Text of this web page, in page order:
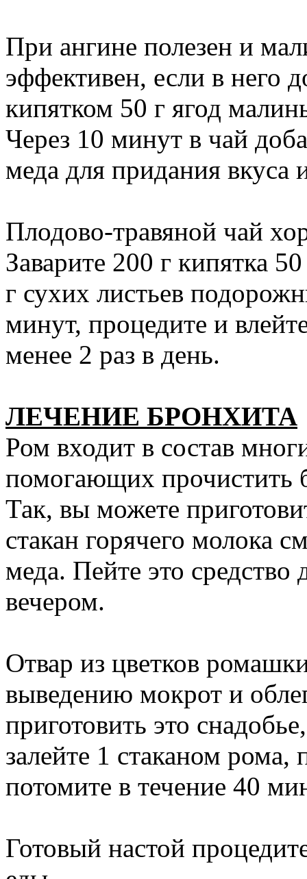
При ангине полезен и
эффективен, если в него
кипятком 50 г ягод
Через 10 минут в чай
меда для придания вкуса
Плодово-травяной чай
Заварите 200 г кипятка
г сухих листьев
минут, процедите и
менее 2 раз в день.
ЛЕЧЕНИЕ БРОНХИТА
Ром входит в состав
помогающих прочистить
Так, вы можете
стакан горячего молока
меда. Пейте это
вечером.
Отвар из цветков
выведению мокрот и
приготовить это
залейте 1 стаканом
потомите в течение 40
Готовый настой